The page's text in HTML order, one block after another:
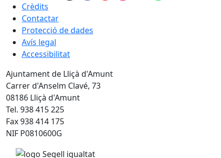
Crèdits
Contactar
Protecció de dades
Avís legal
Accessibilitat
Ajuntament de Lliçà d'Amunt
Carrer d'Anselm Clavé, 73
08186 Lliçà d'Amunt
Tel. 938 415 225
Fax 938 414 175
NIF P0810600G